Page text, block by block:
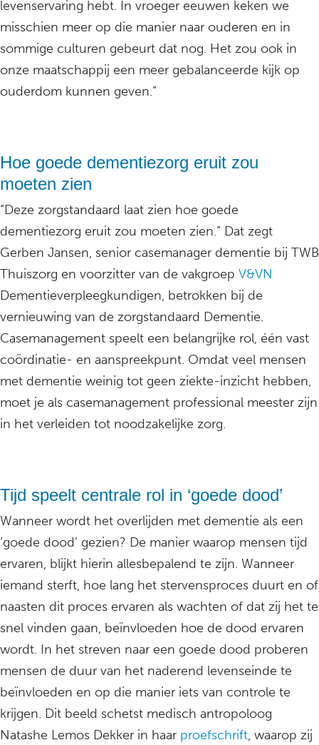
levenservaring hebt. In vroeger eeuwen keken we
misschien meer op die manier naar ouderen en in
sommige culturen gebeurt dat nog. Het zou ook in
onze maatschappij een meer gebalanceerde kijk op
ouderdom kunnen geven.”
Hoe goede dementiezorg eruit zou
moeten zien
“Deze zorgstandaard laat zien hoe goede
dementiezorg eruit zou moeten zien.” Dat zegt
Gerben Jansen, senior casemanager dementie bij TWB
Thuiszorg en voorzitter van de vakgroep V&VN
Dementieverpleegkundigen, betrokken bij de
vernieuwing van de zorgstandaard Dementie.
Casemanagement speelt een belangrijke rol, één vast
coördinatie- en aanspreekpunt. Omdat veel mensen
met dementie weinig tot geen ziekte-inzicht hebben,
moet je als casemanagement professional meester zijn
in het verleiden tot noodzakelijke zorg.
Tijd speelt centrale rol in ‘goede dood’
Wanneer wordt het overlijden met dementie als een
‘goede dood’ gezien? De manier waarop mensen tijd
ervaren, blijkt hierin allesbepalend te zijn. Wanneer
iemand sterft, hoe lang het stervensproces duurt en of
naasten dit proces ervaren als wachten of dat zij het te
snel vinden gaan, beïnvloeden hoe de dood ervaren
wordt. In het streven naar een goede dood proberen
mensen de duur van het naderend levenseinde te
beïnvloeden en op die manier iets van controle te
krijgen. Dit beeld schetst medisch antropoloog
Natashe Lemos Dekker in haar proefschrift, waarop zij